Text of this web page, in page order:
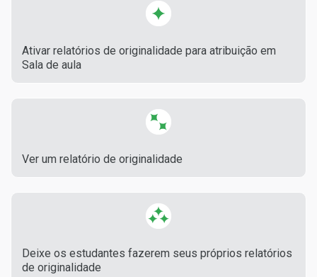
Ativar relatórios de originalidade para atribuição em
Sala de aula
Ver um relatório de originalidade
Deixe os estudantes fazerem seus próprios relatórios
de originalidade